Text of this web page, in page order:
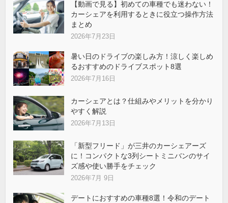
【動画で見る】初めての車種でも迷わない！
カーシェアを利用するときに役立つ操作方法
まとめ
2026年7月23日
暑い日のドライブの楽しみ方！涼しく楽しめ
るおすすめのドライブスポット8選
2026年7月16日
カーシェアとは？仕組みやメリットを分かり
やすく解説
2026年7月13日
「新型フリード」が三井のカーシェアーズ
に！コンパクトな3列シートミニバンのサイ
ズ感や使い勝手をチェック
2026年7月 9日
デートにおすすめの車種8選！令和のデート